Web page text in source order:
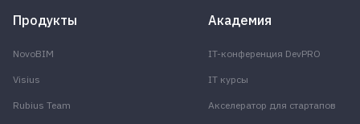
Продукты
NovoBIM
Visius
Rubius Team
Академия
IT-конференция DevPRO
IT курсы
Акселератор для стартапов